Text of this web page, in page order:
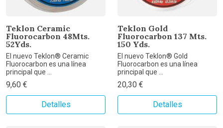
Teklon Ceramic
Fluorocarbon 48Mts.
52Yds.
El nuevo Teklon® Ceramic
Fluorocarbon es una línea
principal que ...
9,60 €
Detalles
Teklon Gold
Fluorocarbon 137 Mts.
150 Yds.
El nuevo Teklon® Gold
Fluorocarbon es una línea
principal que ...
20,30 €
Detalles